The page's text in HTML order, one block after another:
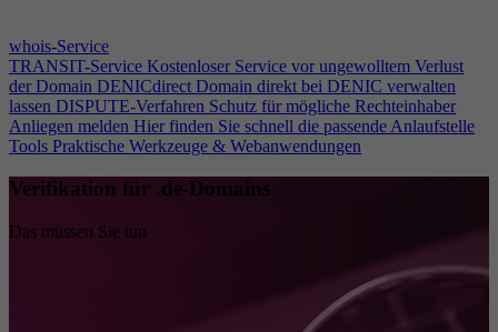
whois-Service
TRANSIT-Service Kostenloser Service vor ungewolltem Verlust
der Domain DENICdirect Domain direkt bei DENIC verwalten
lassen DISPUTE-Verfahren Schutz für mögliche Rechteinhaber
Anliegen melden Hier finden Sie schnell die passende Anlaufstelle
Tools Praktische Werkzeuge & Webanwendungen
Verifikation für .de-Domains
Das müssen Sie tun